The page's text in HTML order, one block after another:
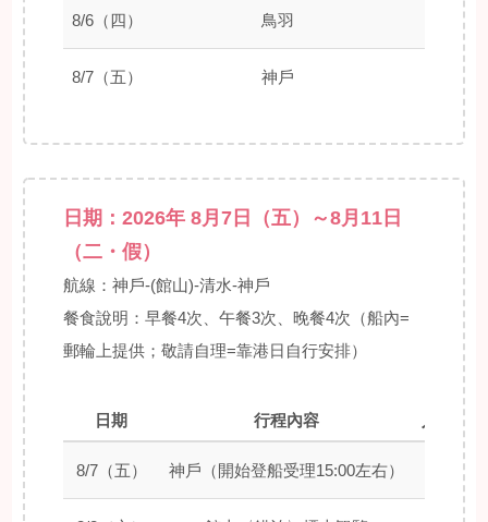
8/6（四） 鳥羽 07:30
8/7（五） 神戶 09:00
日期：2026年 8月7日（五）～8月11日
（二・假）
航線：神戶-(館山)-清水-神戶
餐食說明：早餐4次、午餐3次、晚餐4次（船內=
郵輪上提供；敬請自理=靠港日自行安排）
日期 行程內容 入港時間
8/7（五） 神戶（開始登船受理15:00左右）